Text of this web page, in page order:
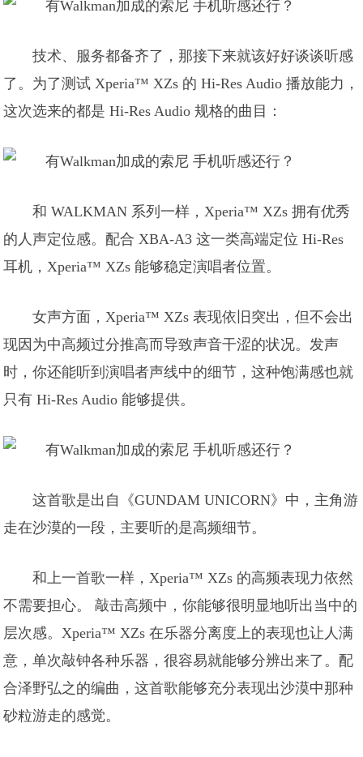
技术、服务都备齐了，那接下来就该好好谈谈听感
了。为了测试 Xperia™ XZs 的 Hi-Res Audio 播放能力，
这次选来的都是 Hi-Res Audio 规格的曲目：
和 WALKMAN 系列一样，Xperia™ XZs 拥有优秀
的人声定位感。配合 XBA-A3 这一类高端定位 Hi-Res
耳机，Xperia™ XZs 能够稳定演唱者位置。
女声方面，Xperia™ XZs 表现依旧突出，但不会出
现因为中高频过分推高而导致声音干涩的状况。发声
时，你还能听到演唱者声线中的细节，这种饱满感也就
只有 Hi-Res Audio 能够提供。
这首歌是出自《GUNDAM UNICORN》中，主角游
走在沙漠的一段，主要听的是高频细节。
和上一首歌一样，Xperia™ XZs 的高频表现力依然
不需要担心。 敲击高频中，你能够很明显地听出当中的
层次感。Xperia™ XZs 在乐器分离度上的表现也让人满
意，单次敲钟各种乐器，很容易就能够分辨出来了。配
合泽野弘之的编曲，这首歌能够充分表现出沙漠中那种
砂粒游走的感觉。